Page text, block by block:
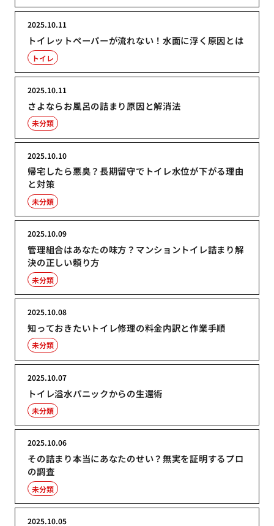
トイレットペーパーが流れない！水面に浮く原因とは
2025.10.11
トイレ
さよならお風呂の詰まり原因と解消法
2025.10.11
未分類
帰宅したら悪臭？長期留守でトイレ水位が下がる理由
と対策
2025.10.10
未分類
管理組合はあなたの味方？マンショントイレ詰まり解
決の正しい頼り方
2025.10.09
未分類
知っておきたいトイレ修理の料金内訳と作業手順
2025.10.08
未分類
トイレ溢水パニックからの生還術
2025.10.07
未分類
その詰まり本当にあなたのせい？無実を証明するプロ
の調査
2025.10.06
未分類
2025.10.05